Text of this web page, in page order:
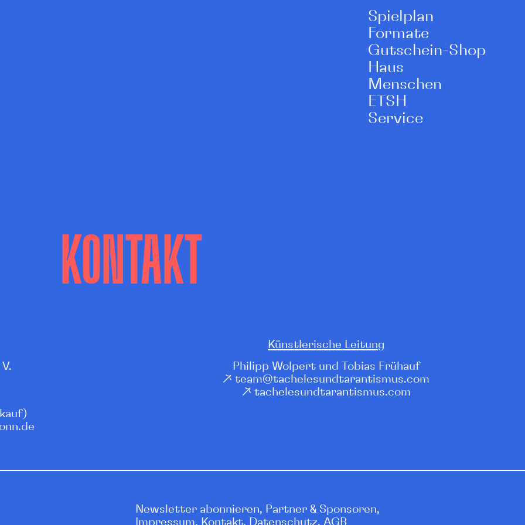
Spielplan
Formate
Gutschein-Shop
Haus
Menschen
ETSH
Service
KONTAKT
Künstlerische Leitung
Philipp Wolpert und Tobias Frühauf
↗team@tachelesundtarantismus.com
↗ tachelesundtarantismus.com
Newsletter abonnieren, Partner & Sponsoren,
Impressum, Kontakt, Datenschutz, AGB